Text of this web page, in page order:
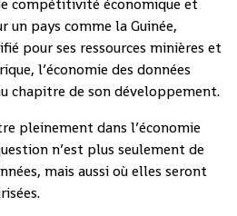
compétitivité économique et
un pays comme la Guinée,
pour ses ressources minières et
l’économie des données
chapitre de son développement.
pleinement dans l’économie
n’est plus seulement de
mais aussi où elles seront